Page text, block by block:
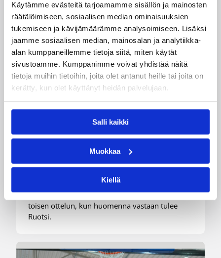
Käytämme evästeitä tarjoamamme sisällön ja mainosten
räätälöimiseen, sosiaalisen median ominaisuuksien
tukemiseen ja kävijämäärämme analysoimiseen. Lisäksi
jaamme sosiaalisen median, mainosalan ja analytiikka-
alan kumppaneillemme tietoja siitä, miten käytät
sivustoamme. Kumppanimme voivat yhdistää näitä
tietoja muihin tietoihin, joita olet antanut heille tai joita on
kerätty, kun olet käyttänyt heidän palvelujaan.
Salli kaikki
Muokkaa
Kiellä
Maaottelu 06.08.2026 21:44
Susiladiesin puolustus rautaa
Tukholmassa –
harvinaislaatuinen voitto
Susiladies nappasi harvinaislaatuisen voiton
Liettuasta Tukholmassa pelatussa maaottelussa.
(48-36) Elina Aarnisalon 22 pisteen
johdattamana. Suomi pelaa Tukholmassa vielä
toisen ottelun, kun huomenna vastaan tulee
Ruotsi.